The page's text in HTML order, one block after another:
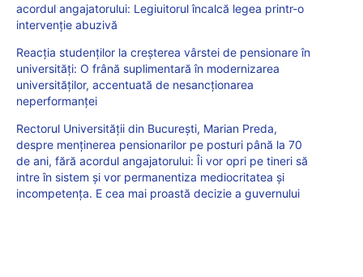
acordul angajatorului: Legiuitorul încalcă legea printr-o
intervenție abuzivă
Reacția studenților la creșterea vârstei de pensionare în
universități: O frână suplimentară în modernizarea
universităților, accentuată de nesancționarea
neperformanței
Rectorul Universității din București, Marian Preda,
despre menținerea pensionarilor pe posturi până la 70
de ani, fără acordul angajatorului: Îi vor opri pe tineri să
intre în sistem și vor permanentiza mediocritatea și
incompetența. E cea mai proastă decizie a guvernului